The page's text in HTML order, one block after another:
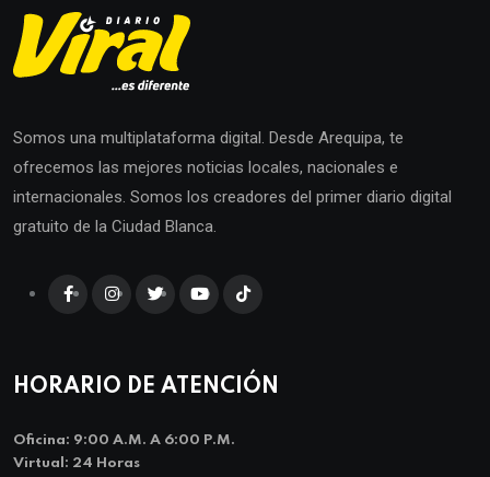
Somos una multiplataforma digital. Desde Arequipa, te
ofrecemos las mejores noticias locales, nacionales e
internacionales. Somos los creadores del primer diario digital
gratuito de la Ciudad Blanca.
HORARIO DE ATENCIÓN
Oficina: 9:00 A.m. A 6:00 P.m.
Virtual: 24 Horas